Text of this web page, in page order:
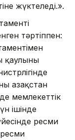
жүктеледі.».
тәртіппен:
қаулыны
Қазақстан
мемлекеттік
ішінде
ресми